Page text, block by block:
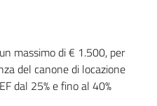
massimo di € 1.500, per
del canone di locazione
dal 25% e fino al 40%